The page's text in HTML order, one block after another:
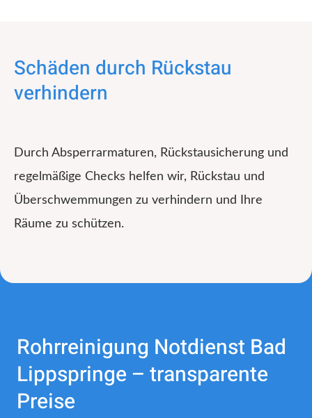
Schäden durch Rückstau
verhindern
Durch Absperrarmaturen, Rückstausicherung und
regelmäßige Checks helfen wir, Rückstau und
Überschwemmungen zu verhindern und Ihre
Räume zu schützen.
Rohrreinigung Notdienst Bad
Lippspringe – transparente
Preise